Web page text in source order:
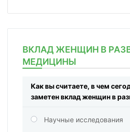
ВКЛАД ЖЕНЩИН В
МЕДИЦИНЫ
Как вы считаете, в чем
заметен вклад женщин в
Научные исследования